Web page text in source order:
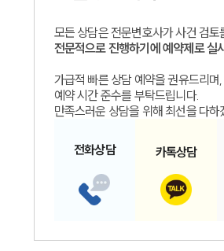
모든 상담은 전문변호사가 사건 검토
전문적으로 진행하기에 예약제로 실
가급적 빠른 상담 예약을 권유드리며,
예약 시간 준수를 부탁드립니다.
만족스러운 상담을 위해 최선을 다하
전화상담 카톡상담